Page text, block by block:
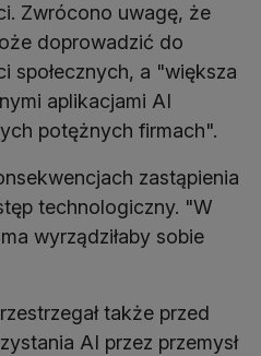
Zwrócono uwagę, że
doprowadzić do
społecznych, a "większa
aplikacjami AI
potężnych firmach".
zastąpienia
technologiczny. "W
wyrządziłaby sobie
także przed
AI przez przemysł